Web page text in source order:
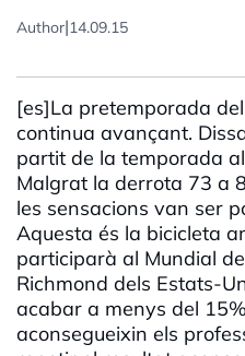
Author|14.09.15
[es]La pretemporada
continua avançant.
partit de la temporada
Malgrat la derrota 73 a
les sensacions van ser
Aquesta és la bicicleta
participarà al Mundial
Richmond dels Estats-
acabar a menys del
aconsegueixin els